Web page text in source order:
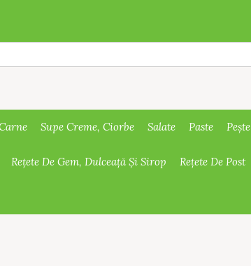
Supe Creme, Ciorbe Salate Paste Pește
Rețete De Gem, Dulceață Și Sirop Rețete De Post